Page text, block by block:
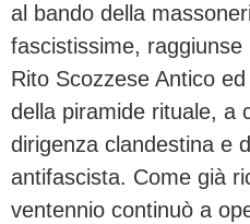
al bando della
fascistissime, raggiunse
Rito Scozzese Antico
della piramide rituale, a
dirigenza clandestina e
antifascista. Come già
ventennio continuò a